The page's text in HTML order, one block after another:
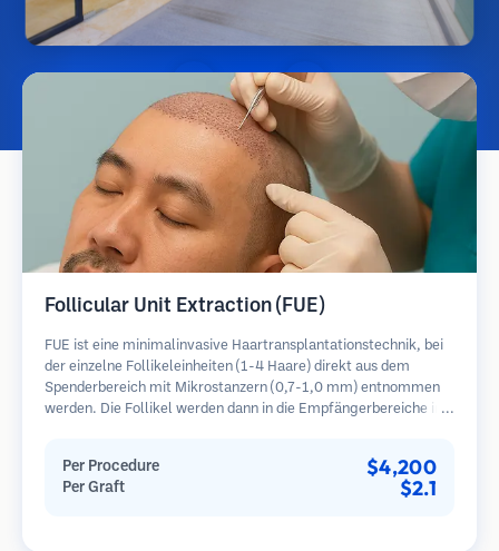
Follicular Unit Extraction (FUE)
FUE ist eine minimalinvasive Haartransplantationstechnik, bei
der einzelne Follikeleinheiten (1-4 Haare) direkt aus dem
Spenderbereich mit Mikrostanzern (0,7-1,0 mm) entnommen
werden. Die Follikel werden dann in die Empfängerbereiche in
im Vergleich zu Streifenentnahmemethoden.
Per Procedure $4,200
Per Graft $2.1